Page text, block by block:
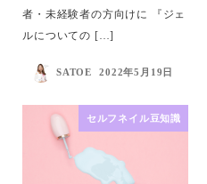
者・未経験者の方向けに 『ジェ
ルについての […]
SATOE 2022年5月19日
セルフネイル豆知識